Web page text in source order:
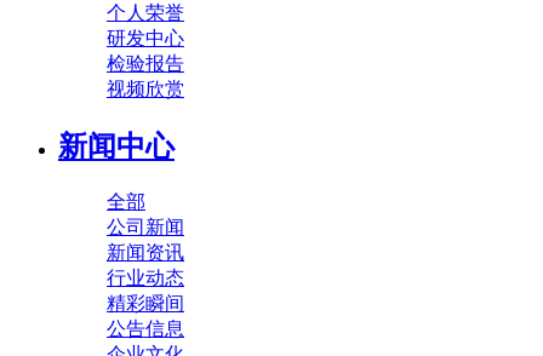
个人荣誉
研发中心
检验报告
视频欣赏
新闻中心
全部
公司新闻
新闻资讯
行业动态
精彩瞬间
公告信息